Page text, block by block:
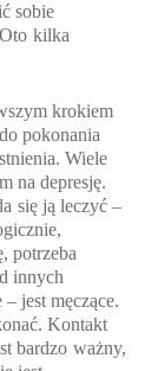
sobie
kilka
krokiem
pokonania
Wiele
na depresję.
się ją leczyć –
potrzeba
innych
jest męczące.
Kontakt
bardzo ważny,